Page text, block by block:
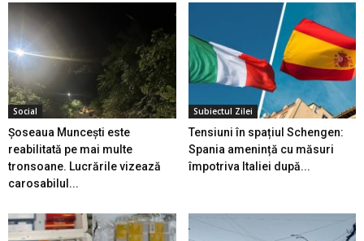
Social
Șoseaua Muncești este
reabilitată pe mai multe
tronsoane. Lucrările vizează
carosabilul...
Subiectul Zilei
Tensiuni în spațiul Schengen:
Spania amenință cu măsuri
împotriva Italiei după...